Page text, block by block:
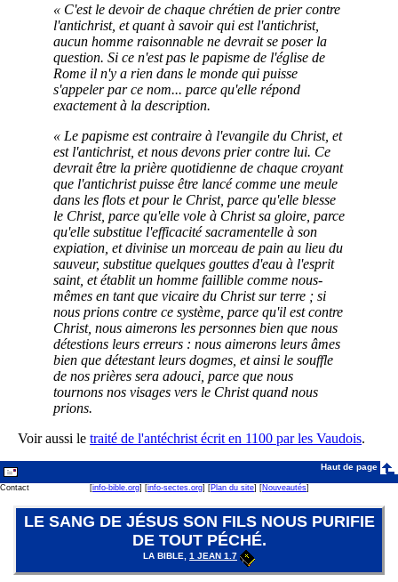
« C'est le devoir de chaque chrétien de prier contre
l'antichrist, et quant à savoir qui est l'antichrist,
aucun homme raisonnable ne devrait se poser la
question. Si ce n'est pas le papisme de l'église de
Rome il n'y a rien dans le monde qui puisse
s'appeler par ce nom... parce qu'elle répond
exactement à la description.
« Le papisme est contraire à l'evangile du Christ, et
est l'antichrist, et nous devons prier contre lui. Ce
devrait être la prière quotidienne de chaque croyant
que l'antichrist puisse être lancé comme une meule
dans les flots et pour le Christ, parce qu'elle blesse
le Christ, parce qu'elle vole à Christ sa gloire, parce
qu'elle substitue l'efficacité sacramentelle à son
expiation, et divinise un morceau de pain au lieu du
sauveur, substitue quelques gouttes d'eau à l'esprit
saint, et établit un homme faillible comme nous-
mêmes en tant que vicaire du Christ sur terre ; si
nous prions contre ce système, parce qu'il est contre
Christ, nous aimerons les personnes bien que nous
détestions leurs erreurs : nous aimerons leurs âmes
bien que détestant leurs dogmes, et ainsi le souffle
de nos prières sera adouci, parce que nous
tournons nos visages vers le Christ quand nous
prions.
Voir aussi le traité de l'antéchrist écrit en 1100 par les Vaudois.
Haut de page
Contact [info-bible.org] [info-sectes.org] [Plan du site] [Nouveautés]
LE SANG DE JÉSUS SON FILS NOUS PURIFIE
DE TOUT PÉCHÉ.
LA BIBLE, 1 JEAN 1.7